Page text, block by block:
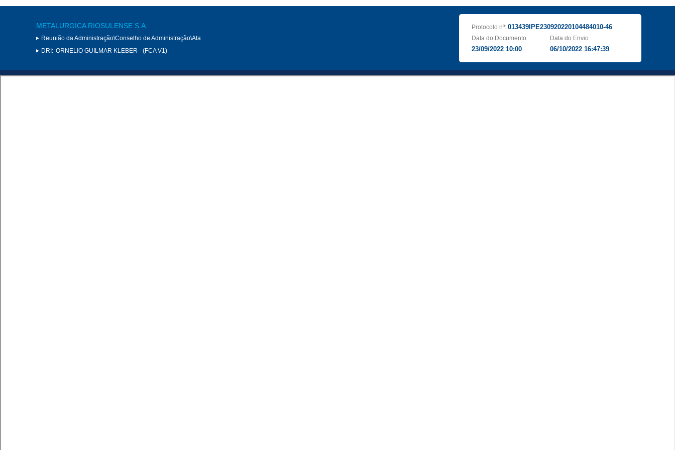
METALURGICA RIOSULENSE S.A.
Reunião da Administração\Conselho de Administração\Ata
DRI: ORNELIO GUILMAR KLEBER - (FCA V1)
Protocolo nº: 013439IPE230920220104484010-46
Data do Documento
23/09/2022 10:00
Data do Envio
06/10/2022 16:47:39